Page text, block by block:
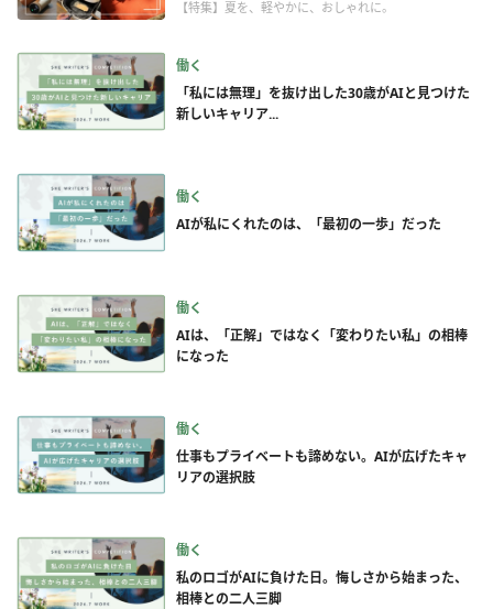
【特集】夏を、軽やかに、おしゃれに。
働く
「私には無理」を抜け出した30歳がAIと見つけた
新しいキャリア...
働く
AIが私にくれたのは、「最初の一歩」だった
働く
AIは、「正解」ではなく「変わりたい私」の相棒
になった
働く
仕事もプライベートも諦めない。AIが広げたキャ
リアの選択肢
働く
私のロゴがAIに負けた日。悔しさから始まった、
相棒との二人三脚